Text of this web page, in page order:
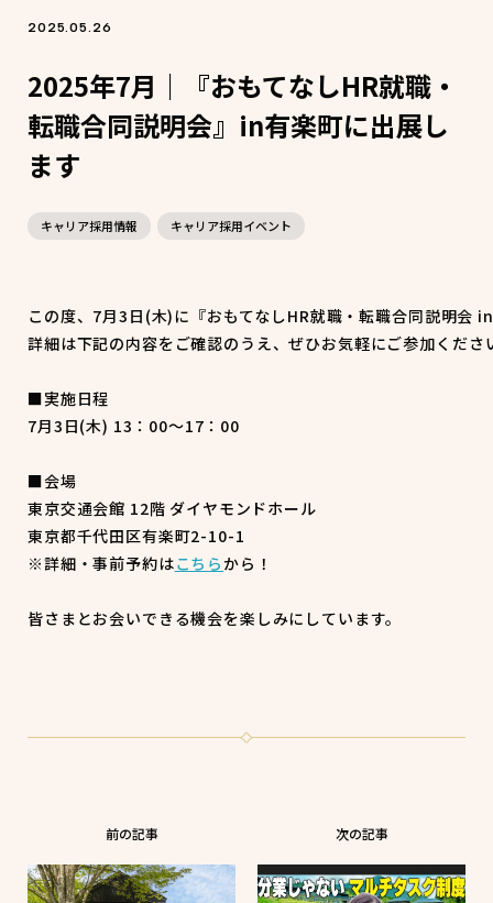
2025.05.26
2025年7月｜『おもてなしHR就職・
転職合同説明会』in有楽町に出展し
ます
キャリア採用情報 キャリア採用イベント
この度、7月3日(木)に『おもてなしHR就職・転職合同説明会
詳細は下記の内容をご確認のうえ、ぜひお気軽にご参加くださ
■実施日程
7月3日(木) 13：00〜17：00
■会場
東京交通会館 12階 ダイヤモンドホール
東京都千代田区有楽町2-10-1
※詳細・事前予約はこちらから！
皆さまとお会いできる機会を楽しみにしています。
前の記事 次の記事